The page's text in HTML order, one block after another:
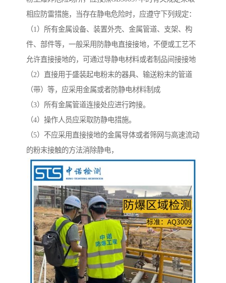
相应防雷措施，当存在静电危险时，应遵守下列规定：
（1）所有金属设备、装置外壳、金属管道、支架、构
件、部件等，一般采用防静电直接接地，不便或工艺不
允许直接接地的，可通过导静电材料或者制品间接接地
（2）直接用于盛装起电粉末的器具、输送粉末的管道
（带）等，应采用金属或者防静电材料制成
（3）所有金属管道连接处应进行跨接。
（4）操作人员应采取防静电措施。
（5）不应采用直接接地的金属导体或者筛网与高速流动
的粉末接触的方法消除静电，